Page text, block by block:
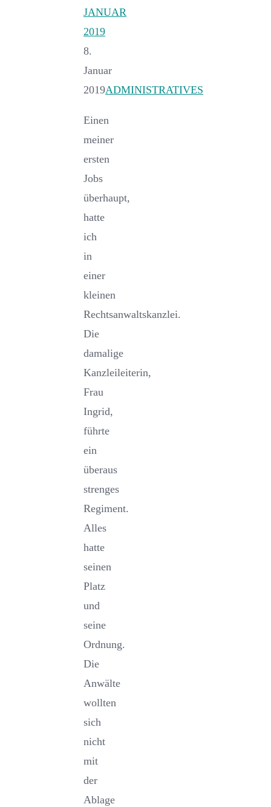
JANUAR
2019
8.
Januar
2019ADMINISTRATIVES
Einen
meiner
ersten
Jobs
überhaupt,
hatte
ich
in
einer
kleinen
Rechtsanwaltskanzlei.
Die
damalige
Kanzleileiterin,
Frau
Ingrid,
führte
ein
überaus
strenges
Regiment.
Alles
hatte
seinen
Platz
und
seine
Ordnung.
Die
Anwälte
wollten
sich
nicht
mit
der
Ablage